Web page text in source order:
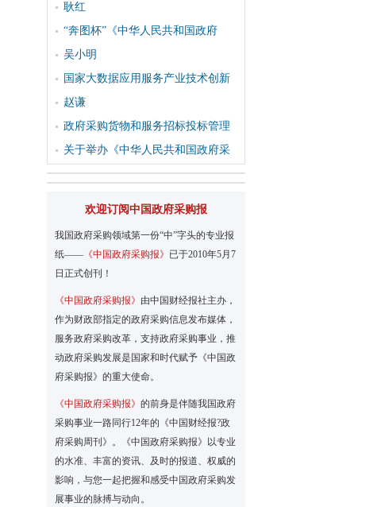
耿红
“奔图杯”《中华人民共和国政府
吴小明
国家大数据应用服务产业技术创新
赵谦
政府采购货物和服务招标投标管理
关于举办《中华人民共和国政府采
欢迎订阅中国政府采购报
我国政府采购领域第一份“中”字头的专业报
纸—— 《中国政府采购报》 已于2010年5月7
日正式创刊！
《中国政府采购报》 由中国财经报社主办，
作为财政部指定的政府采购信息发布媒体，
服务政府采购改革，支持政府采购事业，推
动政府采购发展是国家和时代赋予《中国政
府采购报》的重大使命。
《中国政府采购报》 的前身是伴随我国政府
采购事业一路同行12年的《中国财经报?政
府采购周刊》。《中国政府采购报》以专业
的水准、丰富的资讯、及时的报道、权威的
影响，与您一起把握和感受中国政府采购发
展事业的脉搏与动向。